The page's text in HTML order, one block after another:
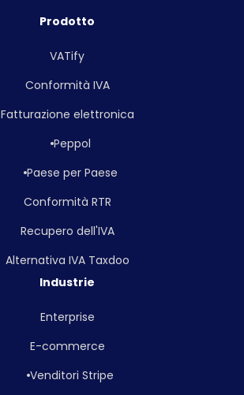
Prodotto
VATify
Conformità IVA
Fatturazione elettronica
Peppol
Paese per Paese
Conformità RTR
Recupero dell'IVA
Alternativa IVA Taxdoo
Industrie
Enterprise
E-commerce
Venditori Stripe